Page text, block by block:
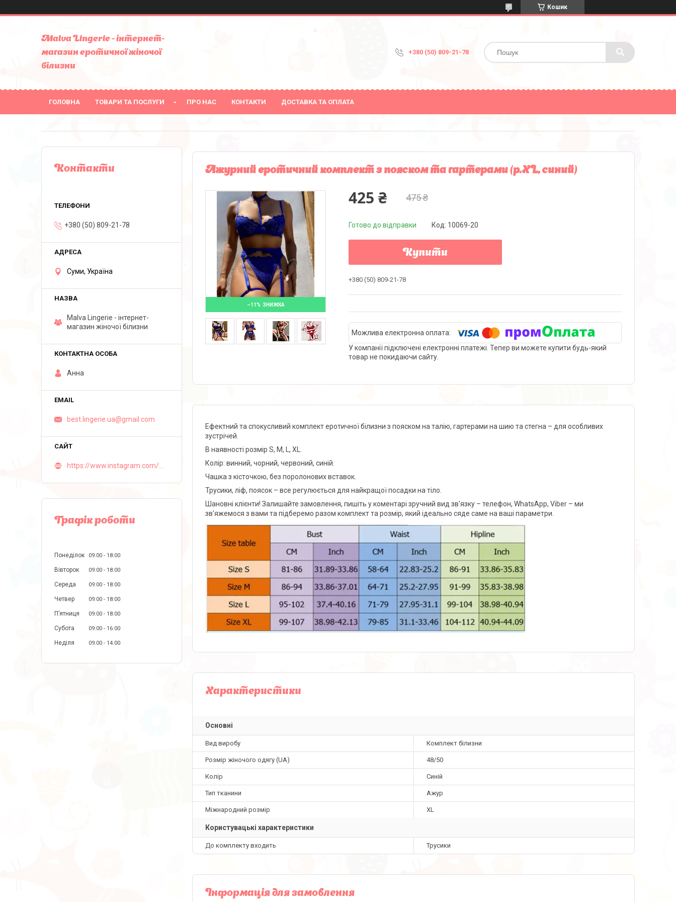
Кошик
Malva Lingerie - інтернет-
магазин еротичної жіночої
білизни
+380 (50) 809-21-78
ГОЛОВНА ТОВАРИ ТА ПОСЛУГИ ПРО НАС КОНТАКТИ ДОСТАВКА ТА ОПЛАТА
Ажурний еротичний комплект з пояском та гартерами (р.XL, синий)
–11%
475 ₴
425 ₴
Готово до відправки Код: 10069-20
Купити
+380 (50) 809-21-78
У компанії підключені електронні платежі. Тепер ви можете купити будь-який
товар не покидаючи сайту.
Ефектний та спокусливий комплект еротичної білизни з пояском на талію, гартерами на шию та стегна – для особливих
зустрічей.
В наявності розмір S, М, L, XL.
Колір: винний, чорний, червоний, синій.
Чашка з кісточкою, без поролонових вставок.
Трусики, ліф, поясок – все регулюється для найкращої посадки на тіло.
Шановні клієнти! Залишайте замовлення, пишіть у коментарі зручний вид зв'язку – телефон, WhatsApp, Viber – ми
зв'яжемося з вами та підберемо разом комплект та розмір, який ідеально сяде саме на ваші параметри.
Характеристики
Основні
Вид виробу Комплект білизни
Розмір жіночого одягу (UA) 48/50
Колір Синій
Тип тканини Ажур
Міжнародний розмір XL
Користувацькі характеристики
До комплекту входить Трусики
Інформація для замовлення
Контакти
+380 (50) 809-21-78
Суми, Україна
Malva Lingerie - інтернет-
магазин жіночої білизни
Анна
best.lingerie.ua@gmail.com
Графік роботи
Понеділок 09:00 18:00
Вівторок 09:00 18:00
Середа 09:00 18:00
Четвер 09:00 18:00
Пʼятниця 09:00 18:00
Субота 09:00 16:00
Неділя 09:00 14:00